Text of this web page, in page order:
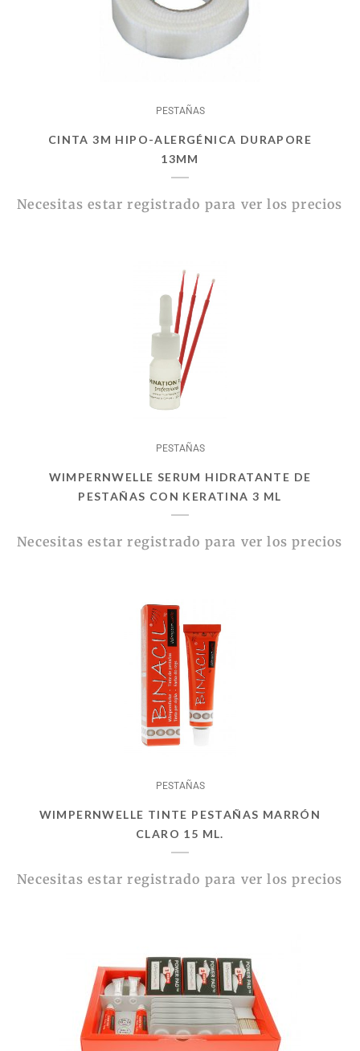
PESTAÑAS
CINTA 3M HIPO-ALERGÉNICA DURAPORE
13MM
Necesitas estar registrado para ver los precios
PESTAÑAS
WIMPERNWELLE SERUM HIDRATANTE DE
PESTAÑAS CON KERATINA 3 ML
Necesitas estar registrado para ver los precios
PESTAÑAS
WIMPERNWELLE TINTE PESTAÑAS MARRÓN
CLARO 15 ML.
Necesitas estar registrado para ver los precios